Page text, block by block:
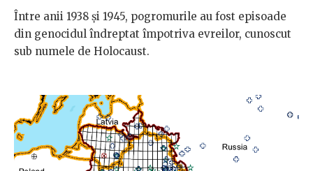
Între anii 1938 și 1945, pogromurile au fost episoade
din genocidul îndreptat împotriva evreilor, cunoscut
sub numele de Holocaust.